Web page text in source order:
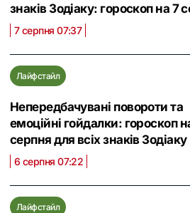
знаків Зодіаку: гороскоп на 7
7 серпня 07:37
Лайфстайл
Непередбачувані повороти та
емоційні гойдалки: гороскоп
серпня для всіх знаків Зодіаку
6 серпня 07:22
Лайфстайл